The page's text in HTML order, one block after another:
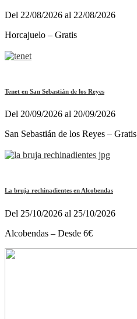
Del 22/08/2026 al 22/08/2026
Horcajuelo – Gratis
Tenet en San Sebastián de los Reyes
Del 20/09/2026 al 20/09/2026
San Sebastián de los Reyes – Gratis
La bruja rechinadientes en Alcobendas
Del 25/10/2026 al 25/10/2026
Alcobendas – Desde 6€